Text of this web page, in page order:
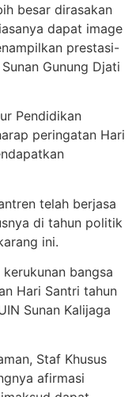
besar dirasakan
dapat image
prestasi-
Gunung Djati
Pendidikan
peringatan Hari
telah berjasa
di tahun politik
ini.
bangsa
Hari Santri tahun
Sunan Kalijaga
Staf Khusus
afirmasi